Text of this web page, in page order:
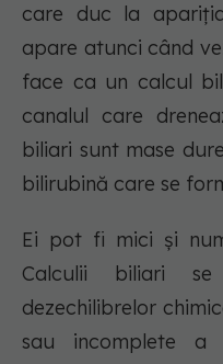
care duc la
apare atunci când
face ca un calcul
canalul care
biliari sunt mase
bilirubină care se
Ei pot fi mici și
Calculii biliari
dezechilibrelor
sau incomplete a